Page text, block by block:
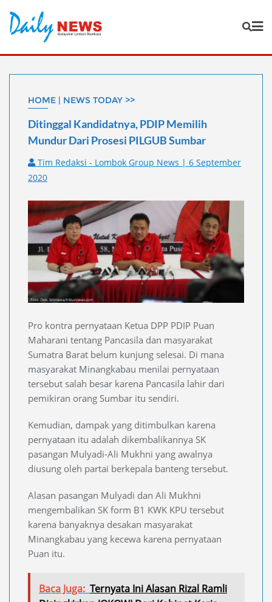
content
HOME | NEWS TODAY >>
Ditinggal Kandidatnya, PDIP Memilih
Mundur Dari Prosesi PILGUB Sumbar
Tim Redaksi - Lombok Group News | 6 September
2020
Pro kontra pernyataan Ketua DPP PDIP Puan
Maharani tentang Pancasila dan masyarakat
Sumatra Barat belum kunjung selesai. Di mana
masyarakat Minangkabau menilai pernyataan
tersebut salah besar karena Pancasila lahir dari
pemikiran orang Sumbar itu sendiri.
Kemudian, dampak yang ditimbulkan karena
pernyataan itu adalah dikembalikannya SK
pasangan Mulyadi-Ali Mukhni yang awalnya
diusung oleh partai berkepala banteng tersebut.
Alasan pasangan Mulyadi dan Ali Mukhni
mengembalikan SK form B1 KWK KPU tersebut
karena banyaknya desakan masyarakat
Minangkabau yang kecewa karena pernyataan
Puan itu.
Baca Juga: Ternyata Ini Alasan Rizal Ramli